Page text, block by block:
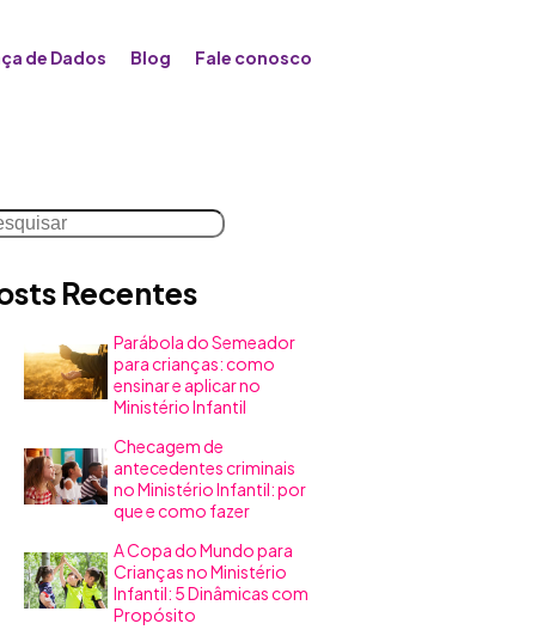
de Dados Blog Fale conosco
Recentes
Parábola do Semeador
para crianças: como
ensinar e aplicar no
Ministério Infantil
Checagem de
antecedentes criminais
no Ministério Infantil: por
que e como fazer
A Copa do Mundo para
Crianças no Ministério
Infantil: 5 Dinâmicas com
Propósito